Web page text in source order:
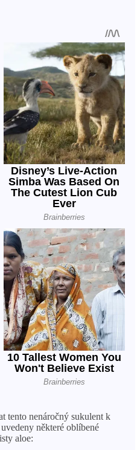
tento nenáročný sukulent k
některé oblíbené
aloe: